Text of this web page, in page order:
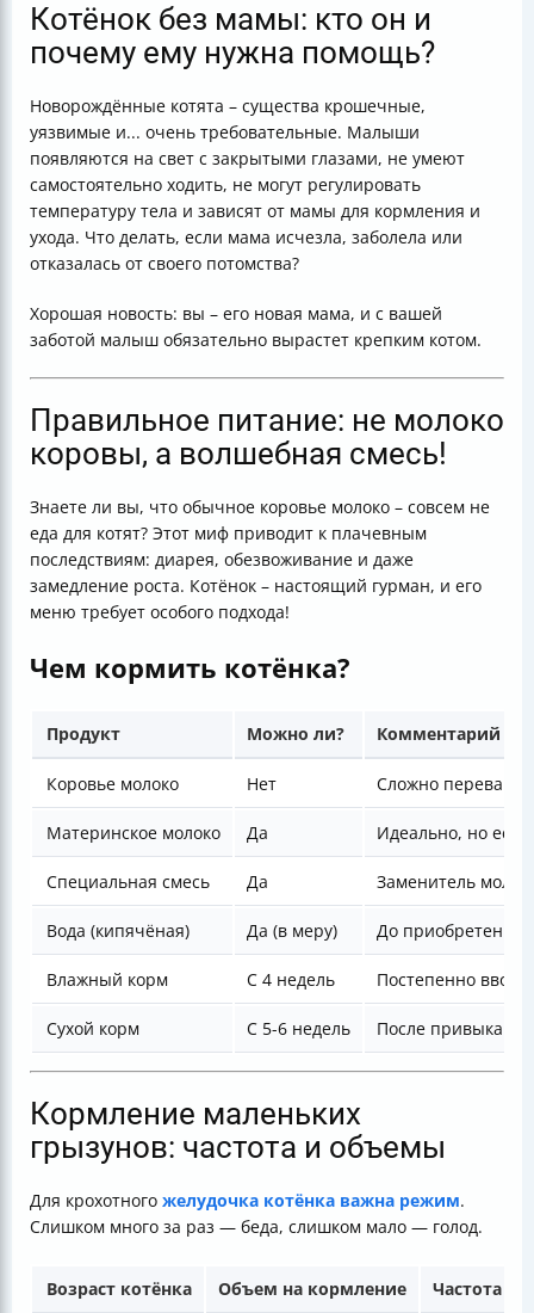
Котёнок без мамы: кто он и
почему ему нужна помощь?
Новорождённые котята – существа крошечные,
уязвимые и... очень требовательные. Малыши
появляются на свет с закрытыми глазами, не умеют
самостоятельно ходить, не могут регулировать
температуру тела и зависят от мамы для кормления и
ухода. Что делать, если мама исчезла, заболела или
отказалась от своего потомства?
Хорошая новость: вы – его новая мама, и с вашей
заботой малыш обязательно вырастет крепким котом.
Правильное питание: не молоко
коровы, а волшебная смесь!
Знаете ли вы, что обычное коровье молоко – совсем не
еда для котят? Этот миф приводит к плачевным
последствиям: диарея, обезвоживание и даже
замедление роста. Котёнок – настоящий гурман, и его
меню требует особого подхода!
Чем кормить котёнка?
Продукт Можно ли? Комментарий
Коровье молоко Нет Сложно
Материнское молоко Да Идеально, но если
Специальная смесь Да Заменитель
Вода (кипячёная) Да (в меру) До приобретения
Влажный корм С 4 недель Постепенно
Сухой корм С 5-6 недель После
Кормление маленьких
грызунов: частота и объемы
Для крохотного желудочка котёнка важна режим.
Слишком много за раз — беда, слишком мало — голод.
Возраст котёнка Объем на кормление Частота